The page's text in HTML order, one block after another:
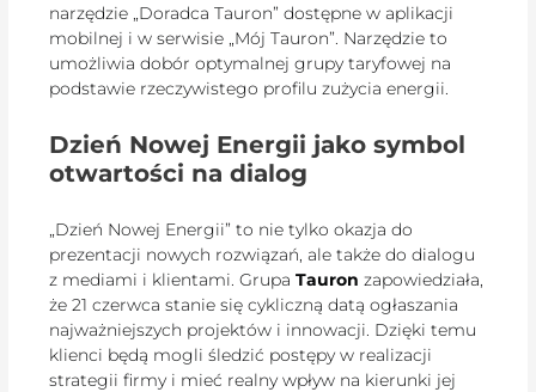
narzędzie „Doradca Tauron” dostępne w aplikacji
mobilnej i w serwisie „Mój Tauron”. Narzędzie to
umożliwia dobór optymalnej grupy taryfowej na
podstawie rzeczywistego profilu zużycia energii.
Dzień Nowej Energii jako symbol
otwartości na dialog
„Dzień Nowej Energii” to nie tylko okazja do
prezentacji nowych rozwiązań, ale także do dialogu
z mediami i klientami. GrupaTauron zapowiedziała,
że 21 czerwca stanie się cykliczną datą ogłaszania
najważniejszych projektów i innowacji. Dzięki temu
klienci będą mogli śledzić postępy w realizacji
strategii firmy i mieć realny wpływ na kierunki jej